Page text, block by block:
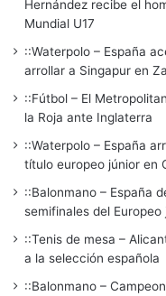
Hernández recibe el
Mundial U17
::Waterpolo – España
arrollar a Singapur en
::Fútbol – El
la Roja ante Inglaterra
::Waterpolo – España
título europeo júnior en
::Balonmano – España
semifinales del Europeo
::Tenis de mesa –
a la selección española
::Balonmano –